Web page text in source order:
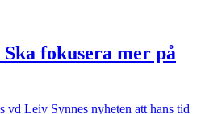
fokusera mer på
Leiv Synnes nyheten att hans tid